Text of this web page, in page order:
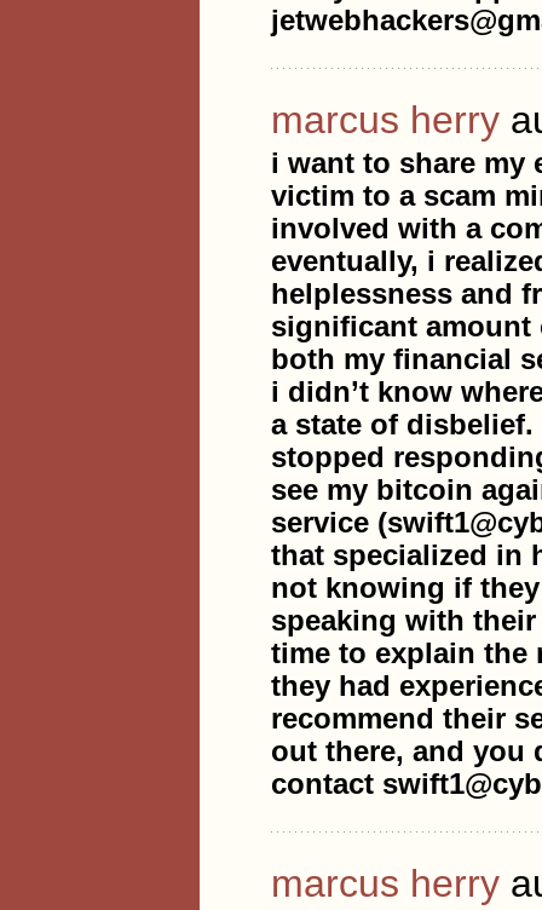
marcus herry
i want to share my
victim to a scam
involved with a
eventually, i
helplessness and
significant amount
both my financial
i didn’t know
a state of
stopped
see my bitcoin
service
that specialized in
not knowing if
speaking with
time to explain the
they had
recommend their
out there, and you
contact
marcus herry